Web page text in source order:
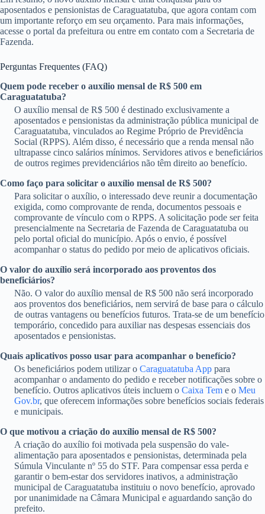
aposentados e pensionistas de Caraguatatuba, que agora contam com
um importante reforço em seu orçamento. Para mais informações,
acesse o portal da prefeitura ou entre em contato com a Secretaria de
Fazenda.
Perguntas Frequentes (FAQ)
Quem pode receber o auxílio mensal de R$ 500 em
Caraguatatuba?
O auxílio mensal de R$ 500 é destinado exclusivamente a
aposentados e pensionistas da administração pública municipal de
Caraguatatuba, vinculados ao Regime Próprio de Previdência
Social (RPPS). Além disso, é necessário que a renda mensal não
ultrapasse cinco salários mínimos. Servidores ativos e beneficiários
de outros regimes previdenciários não têm direito ao benefício.
Como faço para solicitar o auxílio mensal de R$ 500?
Para solicitar o auxílio, o interessado deve reunir a documentação
exigida, como comprovante de renda, documentos pessoais e
comprovante de vínculo com o RPPS. A solicitação pode ser feita
presencialmente na Secretaria de Fazenda de Caraguatatuba ou
pelo portal oficial do município. Após o envio, é possível
acompanhar o status do pedido por meio de aplicativos oficiais.
O valor do auxílio será incorporado aos proventos dos
beneficiários?
Não. O valor do auxílio mensal de R$ 500 não será incorporado
aos proventos dos beneficiários, nem servirá de base para o cálculo
de outras vantagens ou benefícios futuros. Trata-se de um benefício
temporário, concedido para auxiliar nas despesas essenciais dos
aposentados e pensionistas.
Quais aplicativos posso usar para acompanhar o benefício?
Os beneficiários podem utilizar o Caraguatatuba App para
acompanhar o andamento do pedido e receber notificações sobre o
benefício. Outros aplicativos úteis incluem o Caixa Tem e o Meu
Gov.br, que oferecem informações sobre benefícios sociais federais
e municipais.
O que motivou a criação do auxílio mensal de R$ 500?
A criação do auxílio foi motivada pela suspensão do vale-
alimentação para aposentados e pensionistas, determinada pela
Súmula Vinculante nº 55 do STF. Para compensar essa perda e
garantir o bem-estar dos servidores inativos, a administração
municipal de Caraguatatuba instituiu o novo benefício, aprovado
por unanimidade na Câmara Municipal e aguardando sanção do
prefeito.